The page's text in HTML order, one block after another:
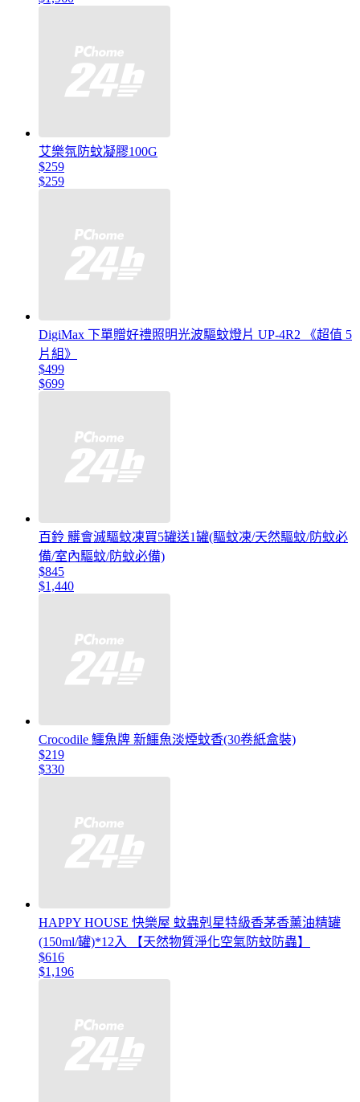
艾樂氛防蚊凝膠100G
$259
$259
DigiMax 下單贈好禮照明光波驅蚊燈片 UP-4R2 《超值 5
片組》
$499
$699
百鈴 髒會滅驅蚊凍買5罐送1罐(驅蚊凍/天然驅蚊/防蚊必
備/室內驅蚊/防蚊必備)
$845
$1,440
Crocodile 鱷魚牌 新鱷魚淡煙蚊香(30卷紙盒裝)
$219
$330
HAPPY HOUSE 快樂屋 蚊蟲剋星特級香茅香薰油精罐
(150ml/罐)*12入 【天然物質淨化空氣防蚊防蟲】
$616
$1,196